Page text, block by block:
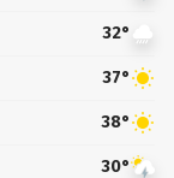
32°
37°
38°
30°